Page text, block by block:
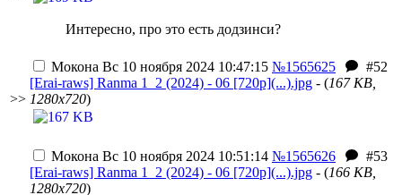
Интересно, про это есть додзинси?
>>
Мокона Вс 10 ноября 2024 10:47:15 №1565625
#52
[Erai-raws] Ranma 1_2 (2024) - 06 [720p](...).jpg - (167 KB,
1280x720)
Мокона Вс 10 ноября 2024 10:51:14 №1565626
#53
[Erai-raws] Ranma 1_2 (2024) - 06 [720p](...).jpg - (166 KB,
1280x720)